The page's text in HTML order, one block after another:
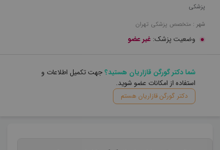
پزشکی
شهر : متخصص پزشکی تهران
وضعیت پزشک: غیر عضو
شما دکتر گورگن قازاریان هستید؟جهت تکمیل اطلاعات و
استفاده از امکانات عضو شوید.
دکتر گورگن قازاریان هستم